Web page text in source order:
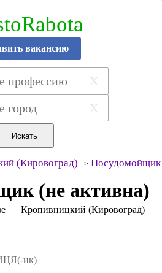
вакансию
X
X
(Кировоград) Посудомойщик
(не активна)
Кропивницкий (Кировоград)
ик)